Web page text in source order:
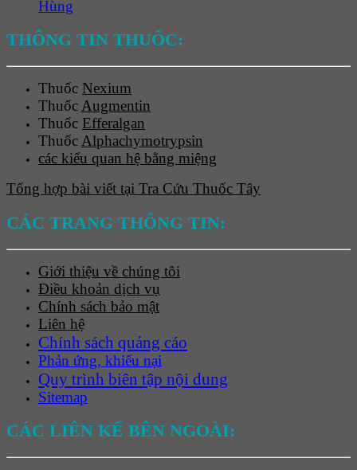
Hùng
THÔNG TIN THUỐC:
Thuốc Nexium
Thuốc Augmentin
Thuốc Efferalgan
Thuốc Alphachymotrypsin
các kiểu quan hệ bằng miệng
Tổng hợp bài viết tại Tra Cứu Thuốc Tây
CÁC TRANG THÔNG TIN:
Giới thiệu về chúng tôi
Điều khoản dịch vụ
Chính sách bảo mật
Liên hệ
Chính sách quảng cáo
Phản ứng, khiếu nại
Quy trình biên tập nội dung
Sitemap
CÁC LIÊN KẾ BÊN NGOÀI: